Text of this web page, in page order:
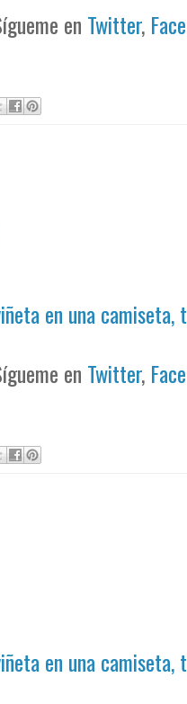
en Twitter,
en una camiseta,
en Twitter,
en una camiseta,